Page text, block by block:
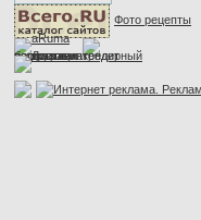
Фото рецепты